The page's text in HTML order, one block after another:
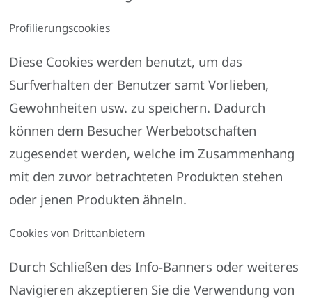
Profilierungscookies
Diese Cookies werden benutzt, um das
Surfverhalten der Benutzer samt Vorlieben,
Gewohnheiten usw. zu speichern. Dadurch
können dem Besucher Werbebotschaften
zugesendet werden, welche im Zusammenhang
mit den zuvor betrachteten Produkten stehen
oder jenen Produkten ähneln.
Cookies von Drittanbietern
Durch Schließen des Info-Banners oder weiteres
Navigieren akzeptieren Sie die Verwendung von